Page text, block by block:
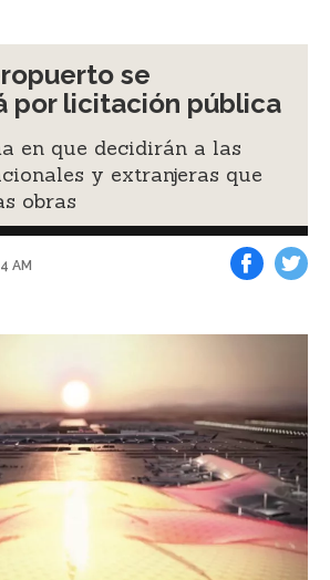
se
por licitación pública
en que decidirán a las
y extranjeras que
obras
AM